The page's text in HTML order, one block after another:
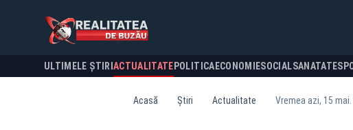
ULTIMELE ȘTIRI ACTUALITATE POLITICA ECONOMIESOCIALSANATATE
Acasă Știri Actualitate Vremea azi, 15